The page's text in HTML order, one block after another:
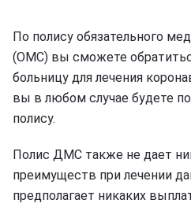
По полису обязательного
(ОМС) вы сможете
больницу для лечения
вы в любом случае будете
полису.
Полис ДМС также не дает
преимуществ при лечении
предполагает никаких